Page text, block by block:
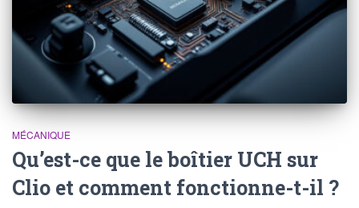
MÉCANIQUE
Qu’est-ce que le boîtier UCH sur
Clio et comment fonctionne-t-il ?